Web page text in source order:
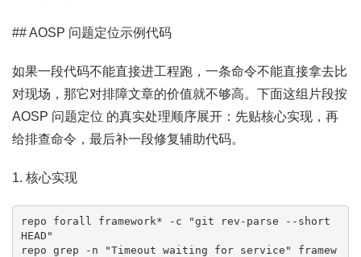
## AOSP 问题定位示例代码
如果一段代码不能直接进工程跑，一条命令不能直接拿去比
对现场，那它对排障文章的价值就不够高。下面这组片段按
AOSP 问题定位 的真实处理顺序展开：先贴核心实现，再
给排查命令，最后补一段修复辅助代码。
1. 核心实现
repo forall framework* -c "git rev-parse --short
HEAD"
repo grep -n "Timeout waiting for service" framew